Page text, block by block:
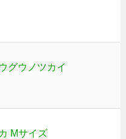
グウノツカイ
Mサイズ